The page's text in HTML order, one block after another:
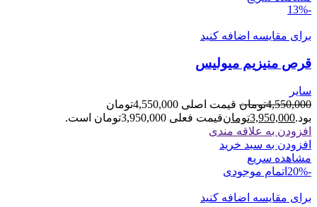
-13%
برای مقایسه اضافه کنید
قرص منیزیم میولیس
سایر
4,550,000تومان
قیمت اصلی 4,550,000تومان
بود.3,950,000تومانقیمت فعلی 3,950,000تومان است.
افزودن به علاقه مندی
افزودن به سبد خرید
مشاهده سریع
-20%
اتمام موجودی
برای مقایسه اضافه کنید